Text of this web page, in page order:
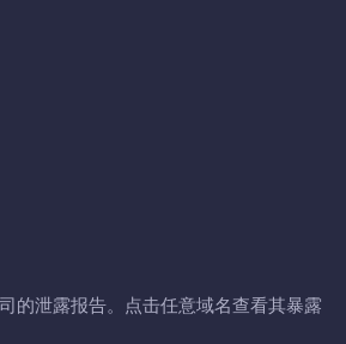
的泄露报告。点击任意域名查看其暴露